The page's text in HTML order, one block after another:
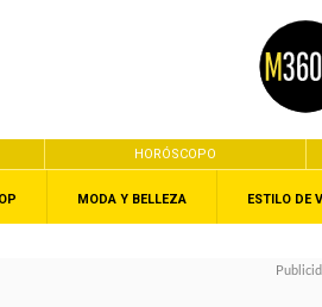
HORÓSCOPO
MODA Y BELLEZA ESTILO DE